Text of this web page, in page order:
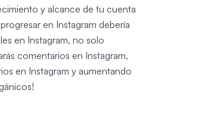
y alcance de tu cuenta
en Instagram debería
en Instagram, no solo
comentarios en Instagram,
en Instagram y aumentando